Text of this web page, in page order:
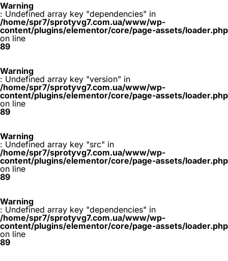
Warning
: Undefined array key "dependencies" in
/home/spr7/sprotyvg7.com.ua/www/wp-
content/plugins/elementor/core/page-assets/loader.php
on line
89
Warning
: Undefined array key "version" in
/home/spr7/sprotyvg7.com.ua/www/wp-
content/plugins/elementor/core/page-assets/loader.php
on line
89
Warning
: Undefined array key "src" in
/home/spr7/sprotyvg7.com.ua/www/wp-
content/plugins/elementor/core/page-assets/loader.php
on line
89
Warning
: Undefined array key "dependencies" in
/home/spr7/sprotyvg7.com.ua/www/wp-
content/plugins/elementor/core/page-assets/loader.php
on line
89